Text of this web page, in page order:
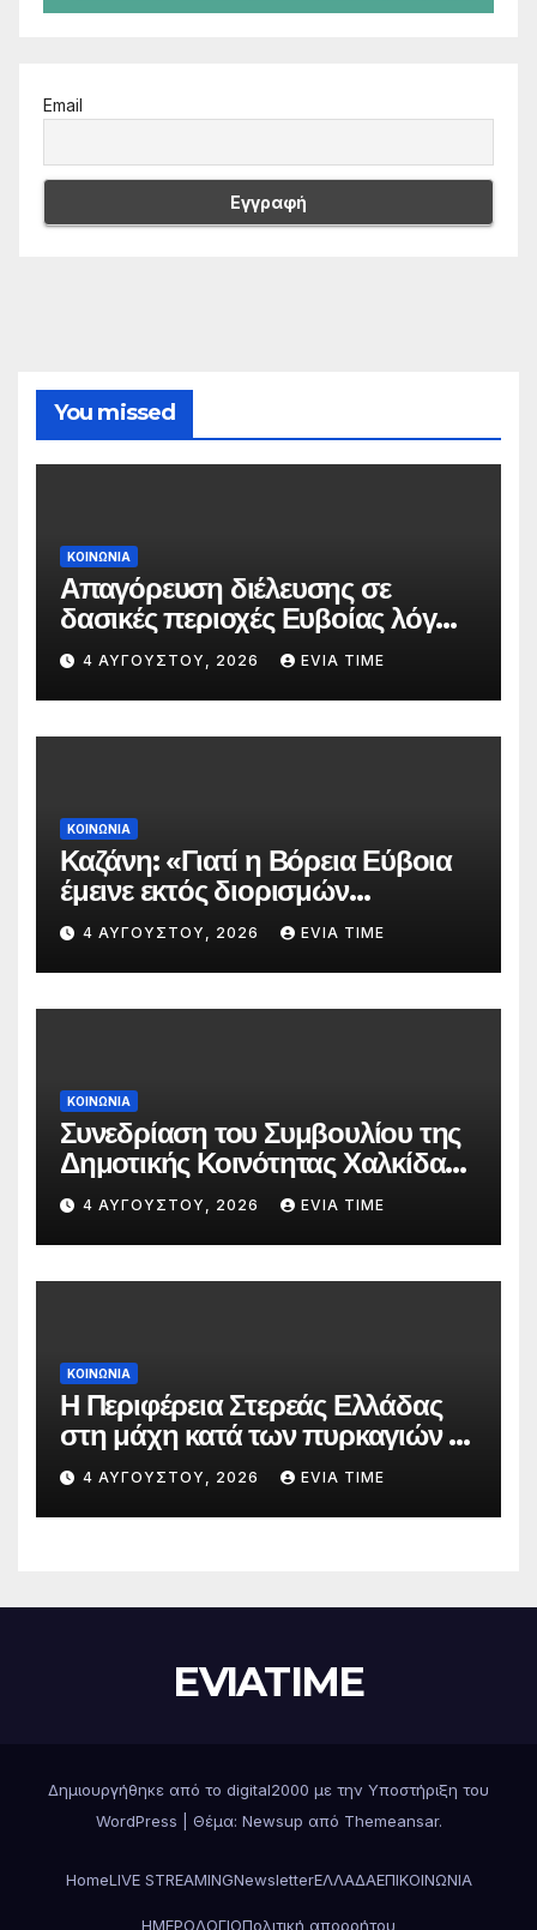
Email
You missed
ΚΟΙΝΩΝΙΑ
Απαγόρευση διέλευσης σε
δασικές περιοχές Ευβοίας λόγω
πολύ υψηλού κινδύνου
πυρκαγιάς
4 ΑΥΓΟΎΣΤΟΥ, 2026 EVIA TIME
ΚΟΙΝΩΝΙΑ
Καζάνη: «Γιατί η Βόρεια Εύβοια
έμεινε εκτός διορισμών
δασκάλων;»
4 ΑΥΓΟΎΣΤΟΥ, 2026 EVIA TIME
ΚΟΙΝΩΝΙΑ
Συνεδρίαση του Συμβουλίου της
Δημοτικής Κοινότητας Χαλκίδας
την 5 Αυγούστου
4 ΑΥΓΟΎΣΤΟΥ, 2026 EVIA TIME
ΚΟΙΝΩΝΙΑ
Η Περιφέρεια Στερεάς Ελλάδας
στη μάχη κατά των πυρκαγιών –
Δράσεις και στήριξη σε πέντε
περιφερειακές ενότητες
4 ΑΥΓΟΎΣΤΟΥ, 2026 EVIA TIME
EVIATIME
Δημιουργήθηκε από το digital2000 με την Υποστήριξη του
WordPress
Θέμα: Newsup από Themeansar.
HomeLIVE STREAMINGNewsletterΕΛΛΑΔΑΕΠΙΚΟΙΝΩΝΙΑ
ΗΜΕΡΟΛΟΓΙΟΠολιτική απορρήτου